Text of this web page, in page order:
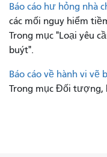
Báo cáo hư hỏng nhà
các mối nguy hiểm
Trong mục "Loại yêu
buýt".
Báo cáo về hành vi vẽ
Trong mục Đối tượng,